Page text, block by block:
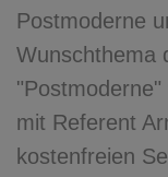
Postmoderne
Wunschthema
mit Referent
kostenfreien